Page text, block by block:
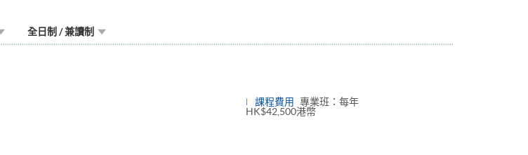
全日制 / 兼讀制
課程費用 專業班：每年
HK$42,500港幣